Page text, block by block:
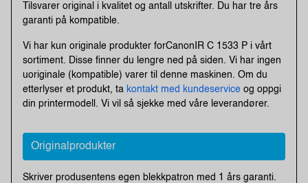
Tilsvarer original i kvalitet og antall utskrifter. Du har tre års
garanti på kompatible.
Vi har kun originale produkter forCanonIR C 1533 P i vårt
sortiment. Disse finner du lengre ned på siden. Vi har ingen
uoriginale (kompatible) varer til denne maskinen. Om du
etterlyser et produkt, ta kontakt med kundeservice og oppgi
din printermodell. Vi vil så sjekke med våre leverandører.
Originalprodukter
Skriver produsentens egen blekkpatron med 1 års garanti.